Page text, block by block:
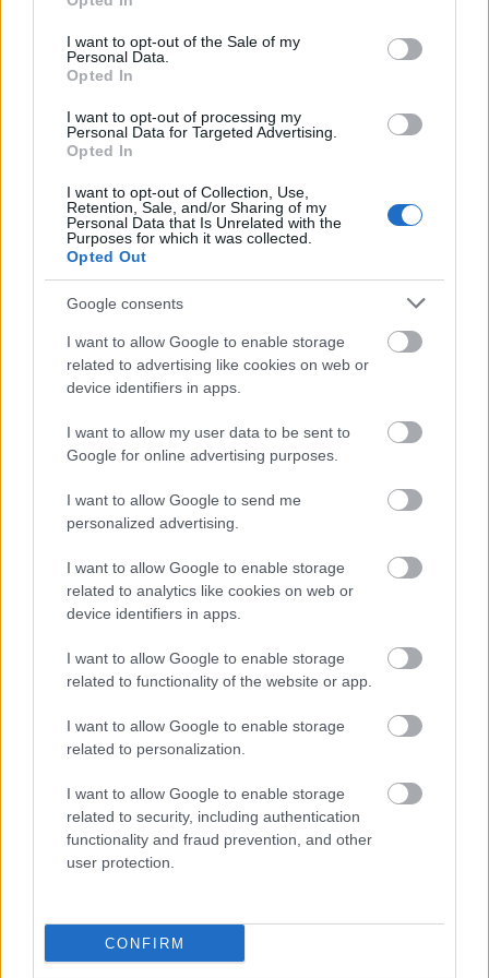
use your data for below specified purposes in below Google
consent section.
I want to opt-out of the Sale of my
Personal Data.
Opted In
I want to opt-out of processing my
Personal Data for Targeted Advertising.
Opted In
I want to opt-out of Collection, Use,
Retention, Sale, and/or Sharing of my
Personal Data that Is Unrelated with the
Purposes for which it was collected.
Opted Out
Google consents
I want to allow Google to enable storage
related to advertising like cookies on web or
device identifiers in apps.
I want to allow my user data to be sent to
Google for online advertising purposes.
I want to allow Google to send me
personalized advertising.
I want to allow Google to enable storage
related to analytics like cookies on web or
device identifiers in apps.
I want to allow Google to enable storage
related to functionality of the website or app.
I want to allow Google to enable storage
related to personalization.
I want to allow Google to enable storage
related to security, including authentication
functionality and fraud prevention, and other
user protection.
CONFIRM
temették a műfajt. Én is azt gondoltam, hogy ez egy
haldokló, poros, letűnt, régi valami. Bennem is az élt,
hogy az operettben csak kifelé nézve énekelnek mű
érzelmekkel és mű gesztusokkal. Aztán amikor KERO
igazgatása alatt megnéztem előadásokat, és én is
bekerültem egyikbe-másikba, rájöttem, lehet ezt jól
is csinálni. Semmi mást nem kell tenni, mint kicsit
leporolni, felfrissíteni és maivá tenni, és ezt az
operettet a közönség is szereti.
- Hogy lehet "maivá tenni"?
Azt kell eljátszani, amit az ember 2015-ben gondol
azokról a dolgokról, amikről az operett szól, mint
például a szerelem, ami mindig aktuális és
mindenkinek fontos. Rendkívül lényeges az is, hogy
akkor egy igaz történet elevenedik meg a színpadon
épp úgy, mint a legsúlyosabb drámákban. Bármikor